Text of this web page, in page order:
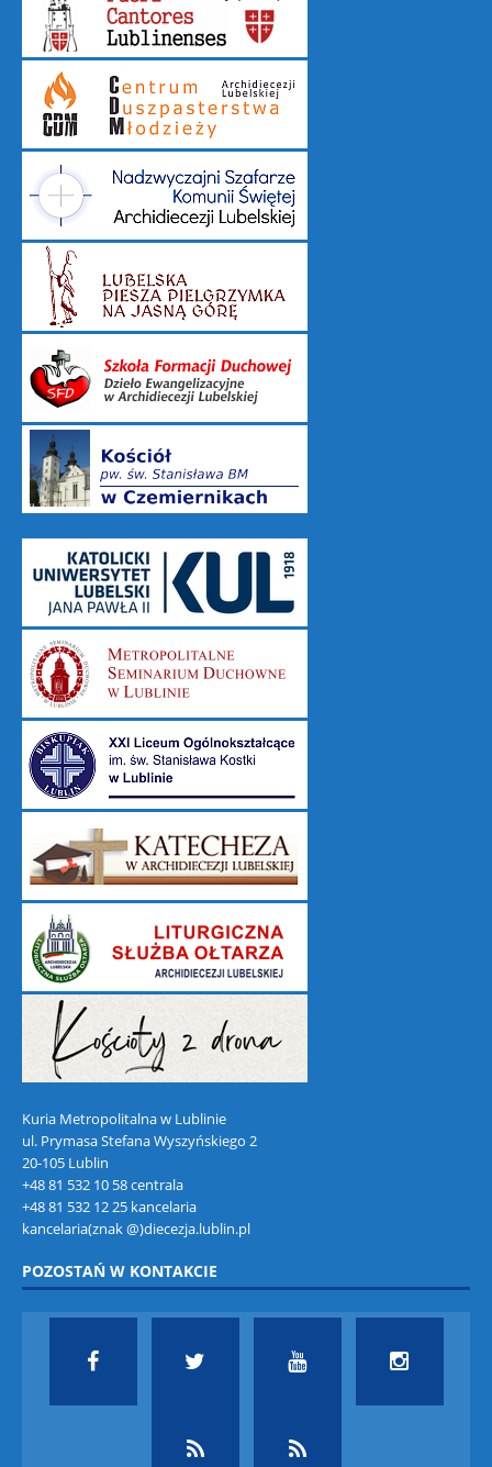
Kuria Metropolitalna w Lublinie
ul. Prymasa Stefana Wyszyńskiego 2
20-105 Lublin
+48 81 532 10 58 centrala
+48 81 532 12 25 kancelaria
kancelaria(znak @)diecezja.lublin.pl
POZOSTAŃ W KONTAKCIE